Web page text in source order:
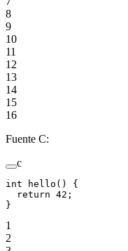
8
9
10
11
12
13
14
15
16
Fuente C:
c
int hello () {
  return
42 ;
}
1
2